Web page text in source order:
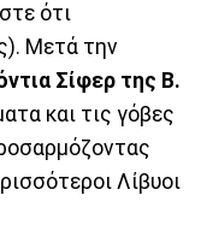
ότι
Μετά την
Σίφερ της Β.
και τις γόβες
Λίβυοι